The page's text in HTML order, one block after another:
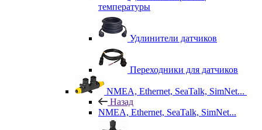
температуры
Удлинители датчиков
Переходники для датчиков
NMEA, Ethernet, SeaTalk, SimNet...
Назад
NMEA, Ethernet, SeaTalk, SimNet...